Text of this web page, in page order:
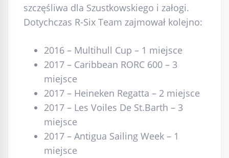
szczęśliwa dla Szustkowskiego i załogi.
Dotychczas R-Six Team zajmował kolejno:
2016 – Multihull Cup – 1 miejsce
2017 – Caribbean RORC 600 – 3
miejsce
2017 – Heineken Regatta – 2 miejsce
2017 – Les Voiles De St.Barth – 3
miejsce
2017 – Antigua Sailing Week – 1
miejsce